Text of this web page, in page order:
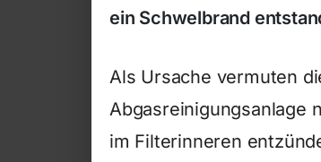
ein Schwelbrand
Als Ursache vermuten
Abgasreinigungsanlage
im Filterinneren